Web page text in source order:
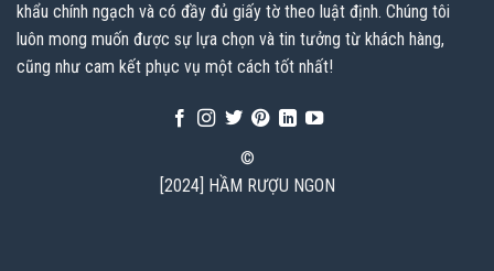
khẩu chính ngạch và có đầy đủ giấy tờ theo luật định. Chúng tôi
luôn mong muốn được sự lựa chọn và tin tưởng từ khách hàng,
cũng như cam kết phục vụ một cách tốt nhất!
©
[2024] HẦM RƯỢU NGON